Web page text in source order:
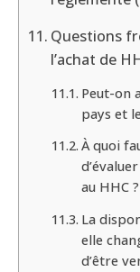
Questions
l’achat de
Peut-on
pays et
À quoi
au HHC ?
La
elle
d’être